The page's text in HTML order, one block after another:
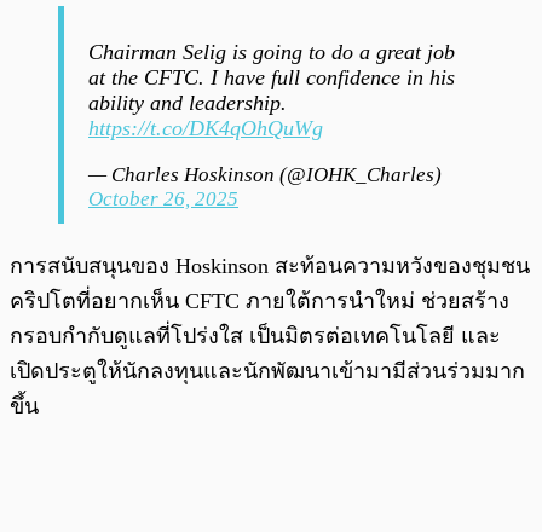
Chairman Selig is going to do a great job
at the CFTC. I have full confidence in his
ability and leadership.
https://t.co/DK4qOhQuWg
— Charles Hoskinson (@IOHK_Charles)
October 26, 2025
การสนับสนุนของ Hoskinson สะท้อนความหวังของชุมชน
คริปโตที่อยากเห็น CFTC ภายใต้การนำใหม่ ช่วยสร้าง
กรอบกำกับดูแลที่โปร่งใส เป็นมิตรต่อเทคโนโลยี และ
เปิดประตูให้นักลงทุนและนักพัฒนาเข้ามามีส่วนร่วมมาก
ขึ้น